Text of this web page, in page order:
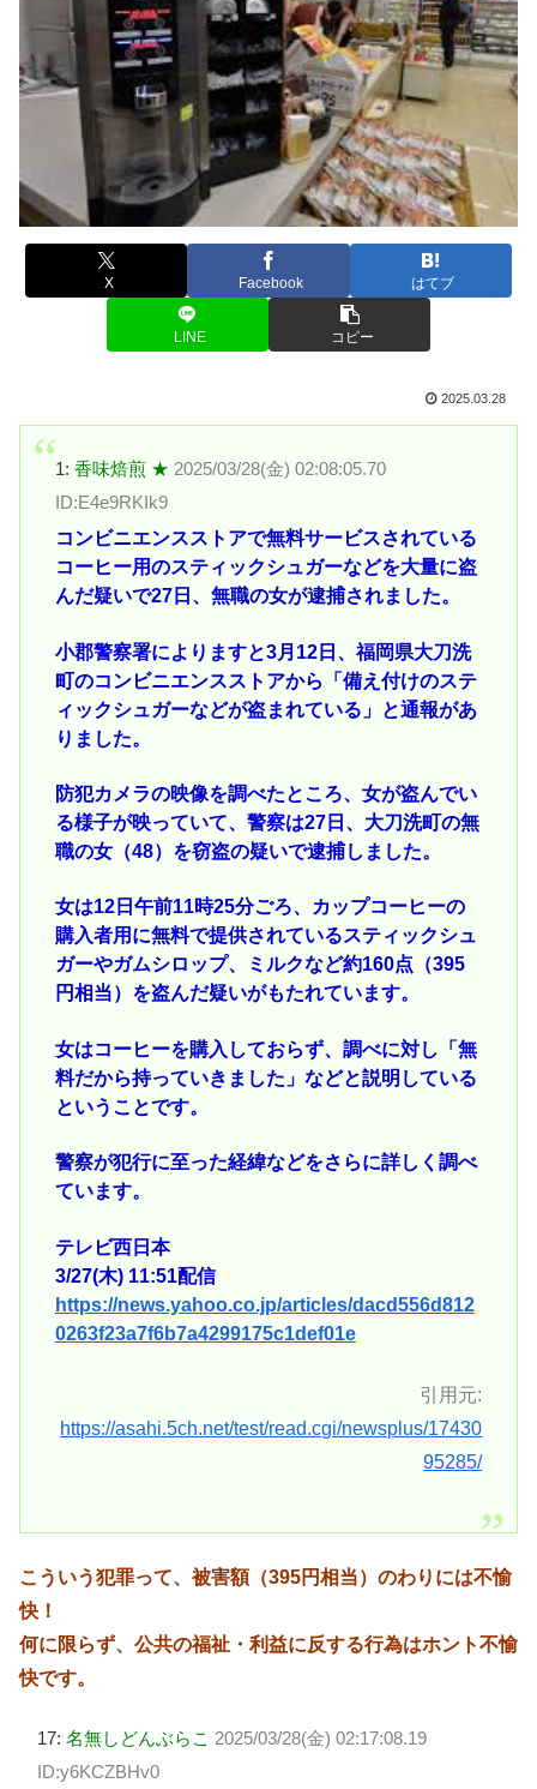
X Facebook はてブ
LINE コピー
2025.03.28
1: 香味焙煎 ★ 2025/03/28(金) 02:08:05.70
ID:E4e9RKIk9
コンビニエンスストアで無料サービスされている
コーヒー用のスティックシュガーなどを大量に盗
んだ疑いで27日、無職の女が逮捕されました。
小郡警察署によりますと3月12日、福岡県大刀洗
町のコンビニエンスストアから「備え付けのステ
ィックシュガーなどが盗まれている」と通報があ
りました。
防犯カメラの映像を調べたところ、女が盗んでい
る様子が映っていて、警察は27日、大刀洗町の無
職の女（48）を窃盗の疑いで逮捕しました。
女は12日午前11時25分ごろ、カップコーヒーの
購入者用に無料で提供されているスティックシュ
ガーやガムシロップ、ミルクなど約160点（395
円相当）を盗んだ疑いがもたれています。
女はコーヒーを購入しておらず、調べに対し「無
料だから持っていきました」などと説明している
ということです。
警察が犯行に至った経緯などをさらに詳しく調べ
ています。
テレビ西日本
3/27(木) 11:51配信
https://news.yahoo.co.jp/articles/dacd556d812
0263f23a7f6b7a4299175c1def01e
引用元:
https://asahi.5ch.net/test/read.cgi/newsplus/17430
95285/
こういう犯罪って、被害額（395円相当）のわりには不愉
快！
何に限らず、公共の福祉・利益に反する行為はホント不愉
快です。
17: 名無しどんぶらこ 2025/03/28(金) 02:17:08.19
ID:y6KCZBHv0